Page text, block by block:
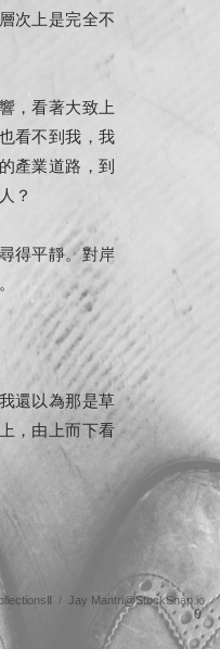
次上是完全不
，看著大致上
看不到我，我
產業道路，到
？
得平靜。對岸
還以為那是草
，由上而下看
。」
墩旁的植物跳
/ Jay Mantri@StockSnap.io
0